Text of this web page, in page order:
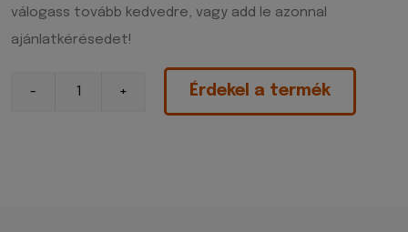
válogass tovább kedvedre, vagy add le azonnal
ajánlatkérésedet!
Érdekel a termék